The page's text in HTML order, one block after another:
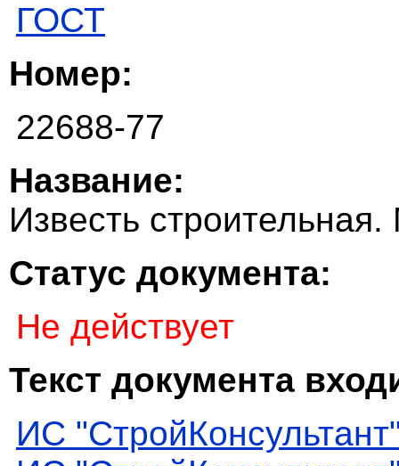
ГОСТ
Номер:
22688-77
Название:
Известь
Статус документа:
Не действует
Текст документа
ИС